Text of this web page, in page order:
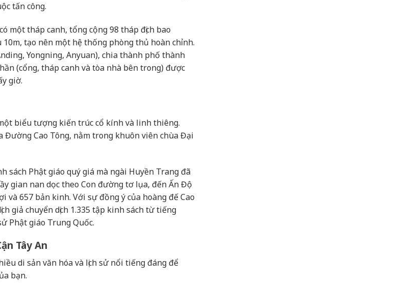
tấn công.
một tháp canh, tổng cộng 98 tháp địch bao
tạo nên một hệ thống phòng thủ hoàn chỉnh.
Yongning, Anyuan), chia thành phố thành
(cổng, tháp canh và tòa nhà bên trong) được
giờ.
biểu tượng kiến trúc cổ kính và linh thiêng.
Đường Cao Tông, nằm trong khuôn viên chùa Đại
Phật giáo quý giá mà ngài Huyền Trang đã
gian nan dọc theo Con đường tơ lụa, đến Ấn Độ
657 bản kinh. Với sự đồng ý của hoàng đế Cao
giả chuyển dịch 1.335 tập kinh sách từ tiếng
Phật giáo Trung Quốc.
Tây An
di sản văn hóa và lịch sử nổi tiếng đáng để
bạn.